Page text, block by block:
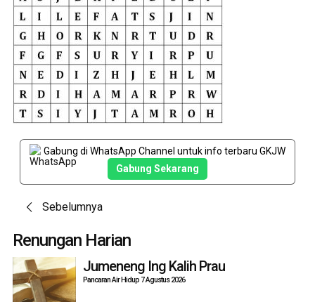
Gabung di WhatsApp Channel untuk info terbaru GKJW
Gabung Sekarang
Post
navigation
Sebelumnya
Renungan Harian
Jumeneng Ing Kalih Prau
Pancaran Air Hidup 7 Agustus 2026